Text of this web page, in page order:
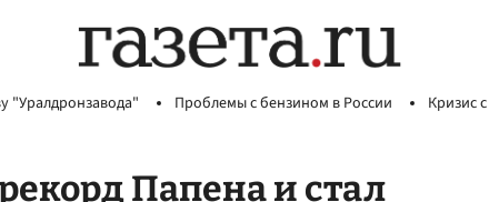
"Уралдронзавода" Проблемы с бензином в России Кризис
Папена и стал